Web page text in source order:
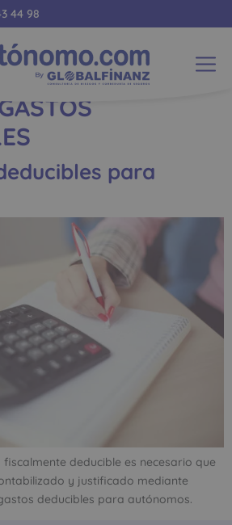
44 98
para
deducible es necesario que
y justificado mediante
deducibles para autónomos.